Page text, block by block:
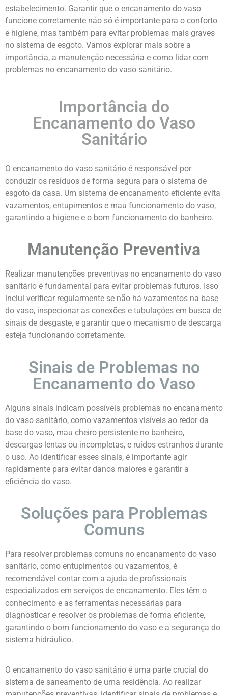
estabelecimento. Garantir que o encanamento do vaso
funcione corretamente não só é importante para o conforto
e higiene, mas também para evitar problemas mais graves
no sistema de esgoto. Vamos explorar mais sobre a
importância, a manutenção necessária e como lidar com
problemas no encanamento do vaso sanitário.
Importância do
Encanamento do Vaso
Sanitário
O encanamento do vaso sanitário é responsável por
conduzir os resíduos de forma segura para o sistema de
esgoto da casa. Um sistema de encanamento eficiente evita
vazamentos, entupimentos e mau funcionamento do vaso,
garantindo a higiene e o bom funcionamento do banheiro.
Manutenção Preventiva
Realizar manutenções preventivas no encanamento do vaso
sanitário é fundamental para evitar problemas futuros. Isso
inclui verificar regularmente se não há vazamentos na base
do vaso, inspecionar as conexões e tubulações em busca de
sinais de desgaste, e garantir que o mecanismo de descarga
esteja funcionando corretamente.
Sinais de Problemas no
Encanamento do Vaso
Alguns sinais indicam possíveis problemas no encanamento
do vaso sanitário, como vazamentos visíveis ao redor da
base do vaso, mau cheiro persistente no banheiro,
descargas lentas ou incompletas, e ruídos estranhos durante
o uso. Ao identificar esses sinais, é importante agir
rapidamente para evitar danos maiores e garantir a
eficiência do vaso.
Soluções para Problemas
Comuns
Para resolver problemas comuns no encanamento do vaso
sanitário, como entupimentos ou vazamentos, é
recomendável contar com a ajuda de profissionais
especializados em serviços de encanamento. Eles têm o
conhecimento e as ferramentas necessárias para
diagnosticar e resolver os problemas de forma eficiente,
garantindo o bom funcionamento do vaso e a segurança do
sistema hidráulico.
O encanamento do vaso sanitário é uma parte crucial do
sistema de saneamento de uma residência. Ao realizar